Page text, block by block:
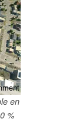
en
%